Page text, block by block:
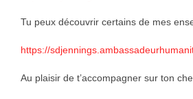
Tu peux découvrir certains de mes
https://
Au plaisir de t’accompagner sur ton